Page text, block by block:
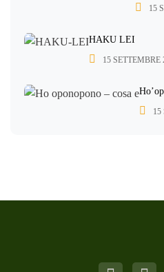
15
HAKU LEI
15 SETTEMBRE
15